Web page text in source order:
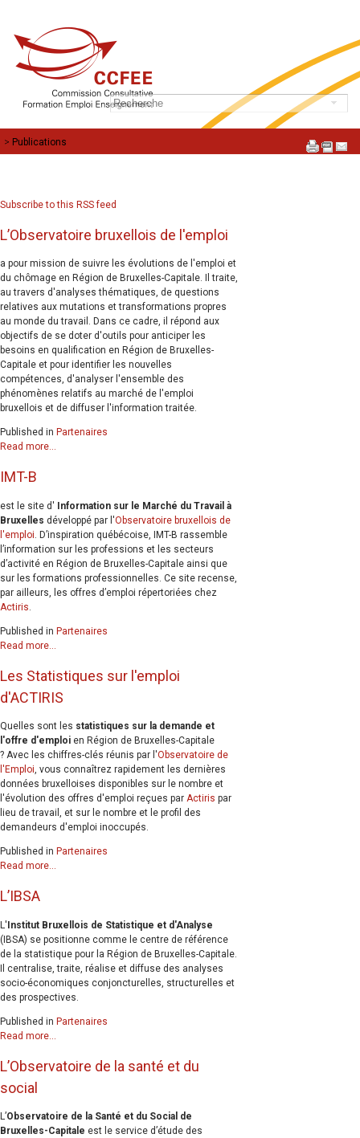
> Publications
Subscribe to this RSS feed
L’Observatoire bruxellois de l'emploi
a pour mission de suivre les évolutions de l'emploi et
du chômage en Région de Bruxelles-Capitale. Il traite,
au travers d'analyses thématiques, de questions
relatives aux mutations et transformations propres
au monde du travail. Dans ce cadre, il répond aux
objectifs de se doter d'outils pour anticiper les
besoins en qualification en Région de Bruxelles-
Capitale et pour identifier les nouvelles
compétences, d'analyser l'ensemble des
phénomènes relatifs au marché de l'emploi
bruxellois et de diffuser l'information traitée.
Published in Partenaires
Read more...
IMT-B
est le site d' Information sur le Marché du Travail à
Bruxelles développé par l'Observatoire bruxellois de
l'emploi. D’inspiration québécoise, IMT-B rassemble
l’information sur les professions et les secteurs
d’activité en Région de Bruxelles-Capitale ainsi que
sur les formations professionnelles. Ce site recense,
par ailleurs, les offres d’emploi répertoriées chez
Actiris.
Published in Partenaires
Read more...
Les Statistiques sur l'emploi
d'ACTIRIS
Quelles sont les statistiques sur la demande et
l'offre d'emploi en Région de Bruxelles-Capitale
? Avec les chiffres-clés réunis par l'Observatoire de
l'Emploi, vous connaîtrez rapidement les dernières
données bruxelloises disponibles sur le nombre et
l'évolution des offres d'emploi reçues par Actiris par
lieu de travail, et sur le nombre et le profil des
demandeurs d'emploi inoccupés.
Published in Partenaires
Read more...
L’IBSA
L'Institut Bruxellois de Statistique et d'Analyse
(IBSA) se positionne comme le centre de référence
de la statistique pour la Région de Bruxelles-Capitale.
Il centralise, traite, réalise et diffuse des analyses
socio-économiques conjoncturelles, structurelles et
des prospectives.
Published in Partenaires
Read more...
L’Observatoire de la santé et du
social
L’Observatoire de la Santé et du Social de
Bruxelles-Capitale est le service d’étude des